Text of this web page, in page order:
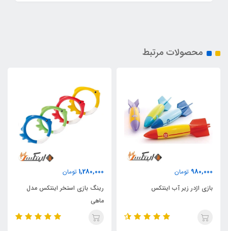
محصولات مرتبط
980,000 تومان
بازی اژدر زیر آب اینتکس
1,280,000 تومان
رینگ بازی استخر اینتکس مدل
ماهی